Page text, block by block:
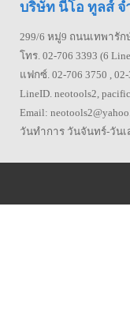
บริษัท นีโอ ทูลส์
299/6 หมู่9 ถนนเทพารัก
โทร. 02-706 3393 (6
แฟกซ์. 02-706 3750 , 02-
LineID. neotools2,
Email:
วันทำการ วันจันทร์-วันเ